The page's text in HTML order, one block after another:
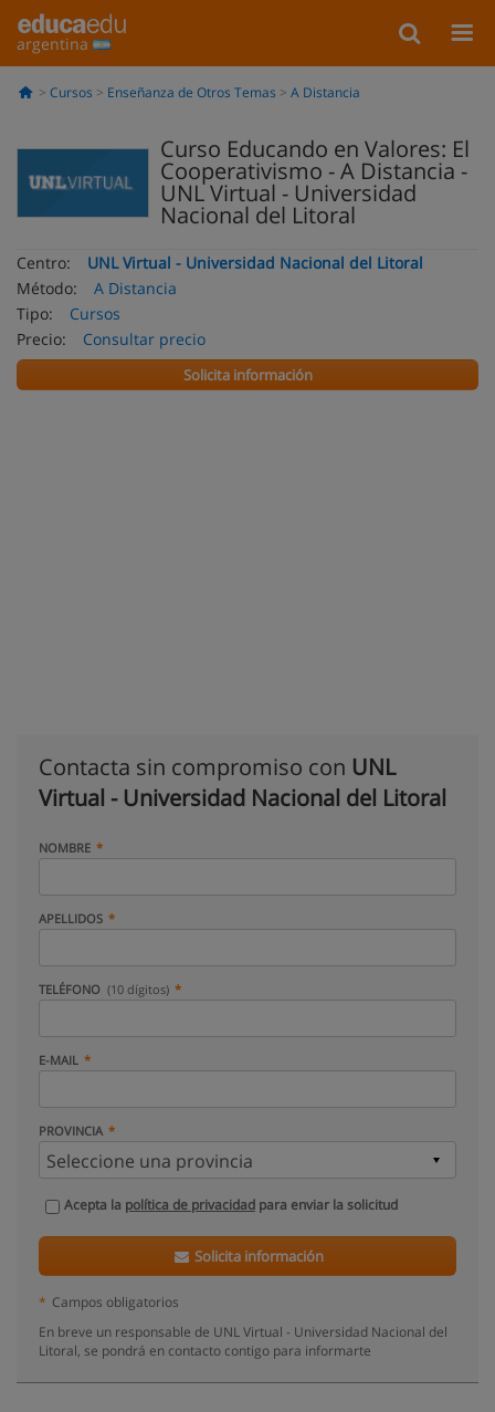
argentina
Cursos Enseñanza de Otros Temas A Distancia
Curso Educando en Valores: El
Cooperativismo - A Distancia -
UNL Virtual - Universidad
Nacional del Litoral
Centro:
UNL Virtual - Universidad Nacional del Litoral
Método:
A Distancia
Tipo:
Cursos
Precio:
Consultar precio
Solicita información
Contacta sin compromiso con UNL
Virtual - Universidad Nacional del Litoral
NOMBRE
APELLIDOS
TELÉFONO (10 dígitos)
E-MAIL
PROVINCIA
Acepta la política de privacidad para enviar la solicitud
Solicita información
* Campos obligatorios
En breve un responsable de UNL Virtual - Universidad Nacional del
Litoral, se pondrá en contacto contigo para informarte